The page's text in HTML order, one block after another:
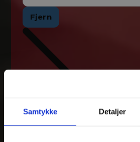
Samtykke Detaljer
Fjern